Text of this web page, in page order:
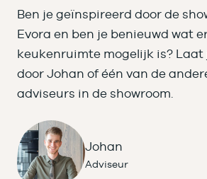
Ben je geïnspireerd door de
Evora en ben je benieuwd wat
keukenruimte mogelijk is? Laat
door Johan of één van de
adviseurs in de showroom.
Johan
Adviseur